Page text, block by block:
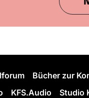
Bücher zur
KFS.Audio Studio